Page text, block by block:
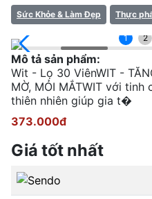
Sức Khỏe & Làm Đẹp Thực
1 2
Mô tả sản phẩm:
Wit - Lọ 30 ViênWIT -
MỜ, MỎI MẮTWIT với
thiên nhiên giúp gia t�
373.000đ
Giá tốt nhất